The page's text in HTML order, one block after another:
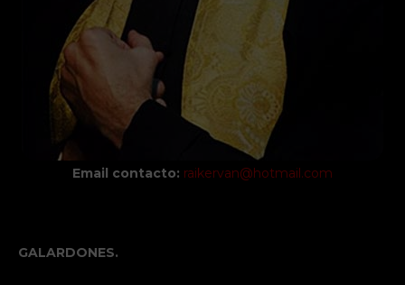
Email contacto: raikervan@hotmail.com
GALARDONES.